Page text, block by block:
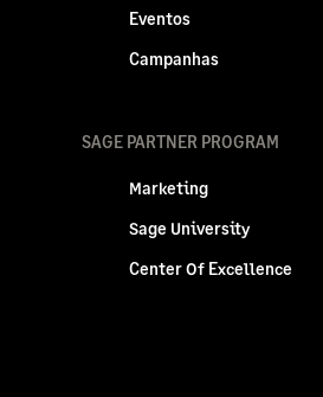
Eventos
Campanhas
SAGE PARTNER PROGRAM
Marketing
Sage University
Center Of Excellence